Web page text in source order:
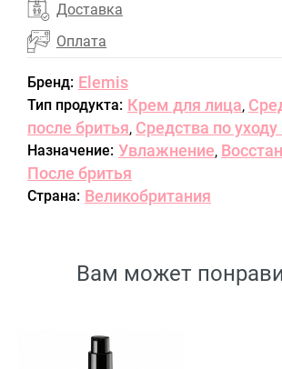
Доставка
Оплата
Бренд: Elemis
Тип продукта: Крем для лица,
после бритья, Средства по
Назначение: Увлажнение,
После бритья
Страна: Великобритания
Вам может